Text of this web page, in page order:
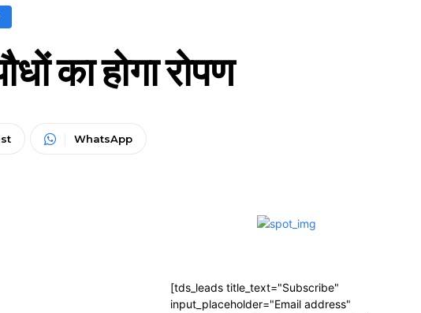
का होगा रोपण
WhatsApp
[tds_leads title_text="Subscribe"
input_placeholder="Email address"